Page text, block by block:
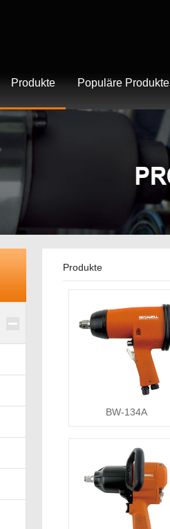
Produkte Populäre Produkte
Produkte
BW-134A